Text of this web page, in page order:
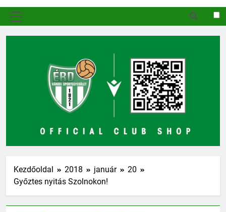
Kezdőoldal 2018 január
20
Győztes nyitás Szolnokon!